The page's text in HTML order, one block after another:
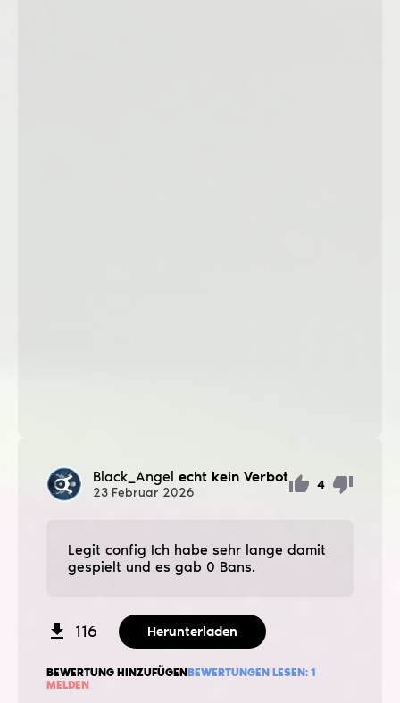
Black_Angel echt kein Verbot
23 Februar 2026
4
Legit config Ich habe sehr lange damit
gespielt und es gab 0 Bans.
116 Herunterladen
BEWERTUNG HINZUFÜGENBEWERTUNGEN LESEN: 1
MELDEN